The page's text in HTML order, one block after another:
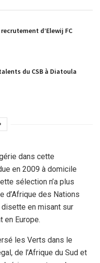
d’Elewij FC
du CSB à Diatoula
dans cette
en 2009 à domicile
sélection n’a plus
d’Afrique des Nations
en misant sur
en Europe.
les Verts dans le
de l’Afrique du Sud et